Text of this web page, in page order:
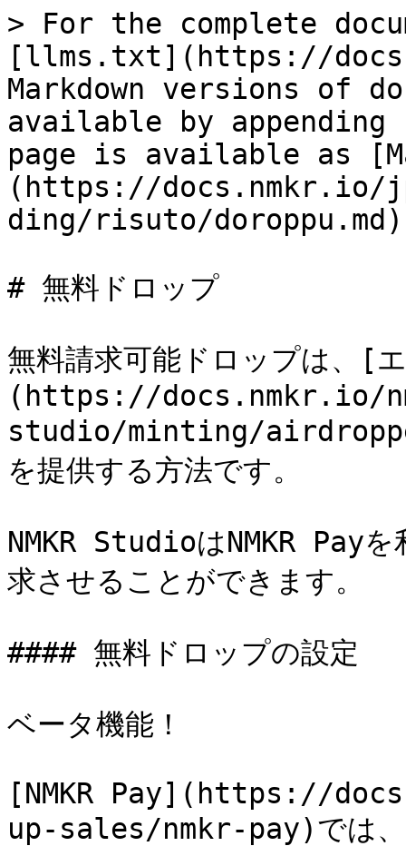
> For the complete
[llms.txt](https://
Markdown versions of
available by
page is available as
(https://docs.nmkr.io/
ding/risuto/
# 無料ドロップ
無料請求可能ドロップは、[
(https://docs.nmkr.io/
studio/minting/
を提供する方法です。
NMKR StudioはNMKR Pay
求させることができます。
#### 無料ドロップの設定
ベータ機能！
[NMKR Pay](https://
up-sales/nmkr-pay)では、